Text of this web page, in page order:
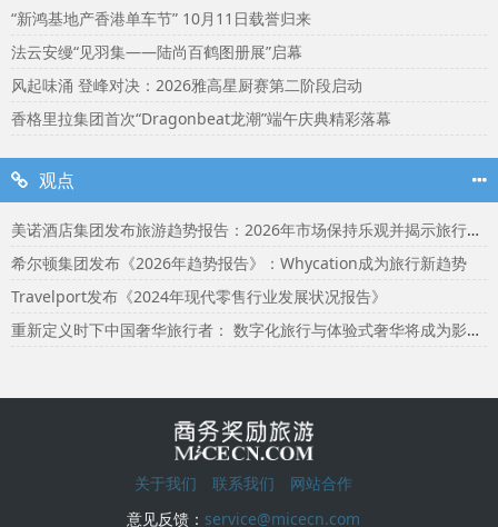
“新鸿基地产香港单车节” 10月11日载誉归来
法云安缦“见羽集——陆尚百鹤图册展”启幕
风起味涌 登峰对决：2026雅高星厨赛第二阶段启动
香格里拉集团首次“Dragonbeat龙潮”端午庆典精彩落幕
观点
美诺酒店集团发布旅游趋势报告：2026年市场保持乐观并揭示旅行者渴望联结
希尔顿集团发布《2026年趋势报告》：Whycation成为旅行新趋势
Travelport发布《2024年现代零售行业发展状况报告》
重新定义时下中国奢华旅行者： 数字化旅行与体验式奢华将成为影响2024年旅行选择的关键词
关于我们 联系我们
网站合作
意见反馈： service@micecn.com